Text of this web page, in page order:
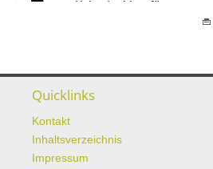
Quicklinks
Kontakt
Inhaltsverzeichnis
Impressum